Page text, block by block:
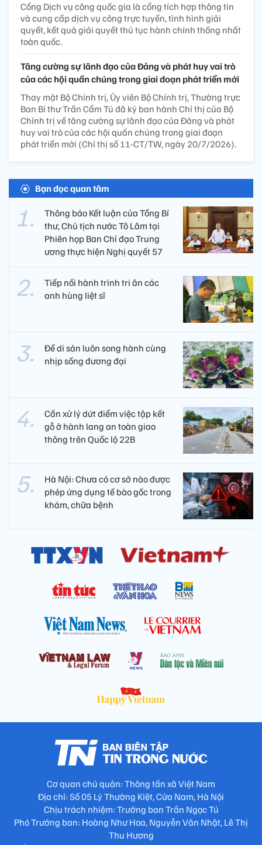
Cổng Dịch vụ công quốc gia là cổng tích hợp thông tin
và cung cấp dịch vụ công trực tuyến, tình hình giải
quyết, kết quả giải quyết thủ tục hành chính thống nhất
toàn quốc.
Tăng cường sự lãnh đạo của Đảng và phát huy vai trò
của các hội quần chúng trong giai đoạn phát triển mới
Thay mặt Bộ Chính trị, Ủy viên Bộ Chính trị, Thường trực
Ban Bí thư Trần Cẩm Tú đã ký ban hành Chỉ thị của Bộ
Chính trị về tăng cường sự lãnh đạo của Đảng và phát
huy vai trò của các hội quần chúng trong giai đoạn
phát triển mới (Chỉ thị số 11-CT/TW, ngày 20/7/2026).
Bạn đọc quan tâm
Thông báo Kết luận của Tổng Bí
thư, Chủ tịch nước Tô Lâm tại
Phiên họp Ban Chỉ đạo Trung
ương thực hiện Nghị quyết 57
Tiếp nối hành trình tri ân các
anh hùng liệt sĩ ​
Để di sản luôn song hành cùng
nhịp sống đương đại
Cần xử lý dứt điểm việc tập kết
gỗ ở hành lang an toàn giao
thông trên Quốc lộ 22B
Hà Nội: Chưa có cơ sở nào được
phép ứng dụng tế bào gốc trong
khám, chữa bệnh
Cơ quan chủ quản: Thông tấn xã Việt Nam
Địa chỉ: Số 05 Lý Thường Kiệt, Cửa Nam, Hà Nội
Chịu trách nhiệm: Trưởng ban Trần Ngọc Tú
Phó Trưởng ban: Hoàng Như Hoa, Nguyễn Văn Nhật, Lê Thị
Thu Hương